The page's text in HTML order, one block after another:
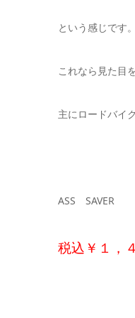
という感じです。
これなら見た目
主にロードバイ
ASS SAVER
税込￥１，